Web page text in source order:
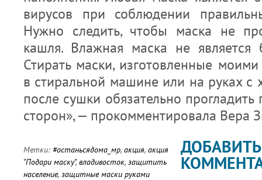
вирусов при соблюдении
Нужно следить, чтобы маска не
кашля. Влажная маска не является
Стирать маски, изготовленные
в стиральной машине или на руках с
после сушки обязательно
сторон», — прокомментировала Вера
Метки: #останьсядома_мр, акция, акция
"Подари маску",владивосток, защитить
население, защитные маски руками
ДОБАВИТЬ